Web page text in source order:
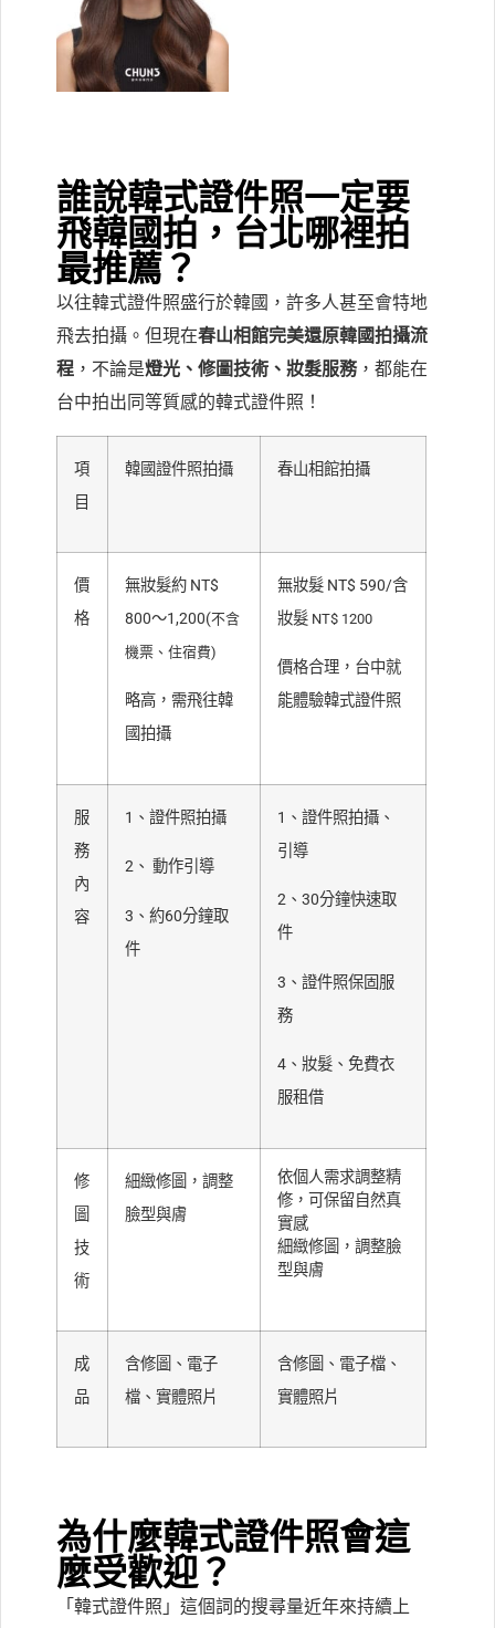
誰說韓式證件照一定要
飛韓國拍，台北哪裡拍
最推薦？
以往韓式證件照盛行於韓國，許多人甚至會特地
飛去拍攝。但現在春山相館完美還原韓國拍攝流
程 ，不論是燈光、修圖技術、妝髮服務，都能在
台中拍出同等質感的韓式證件照！
項
目
韓國證件照拍攝 春山相館拍攝
價
格
無妝髮約 NT$
800～1,200(不含
機票、住宿費)
略高，需飛往韓
國拍攝
無妝髮 NT$ 590/含
妝髮 NT$ 1200
價格合理，台中就
能體驗韓式證件照
服
務
內
容
1、證件照拍攝
2、 動作引導
3、約60分鐘取
件
1、證件照拍攝、
引導
2、30分鐘快速取
件
3、證件照保固服
務
4、妝髮、免費衣
服租借
修
圖
技
術
細緻修圖，調整
臉型與膚
依個人需求調整精
修，可保留自然真
實感
細緻修圖，調整臉
型與膚
成
品
含修圖、電子
檔、實體照片
含修圖、電子檔、
實體照片
為什麼韓式證件照會這
麼受歡迎？
「韓式證件照」這個詞的搜尋量近年來持續上